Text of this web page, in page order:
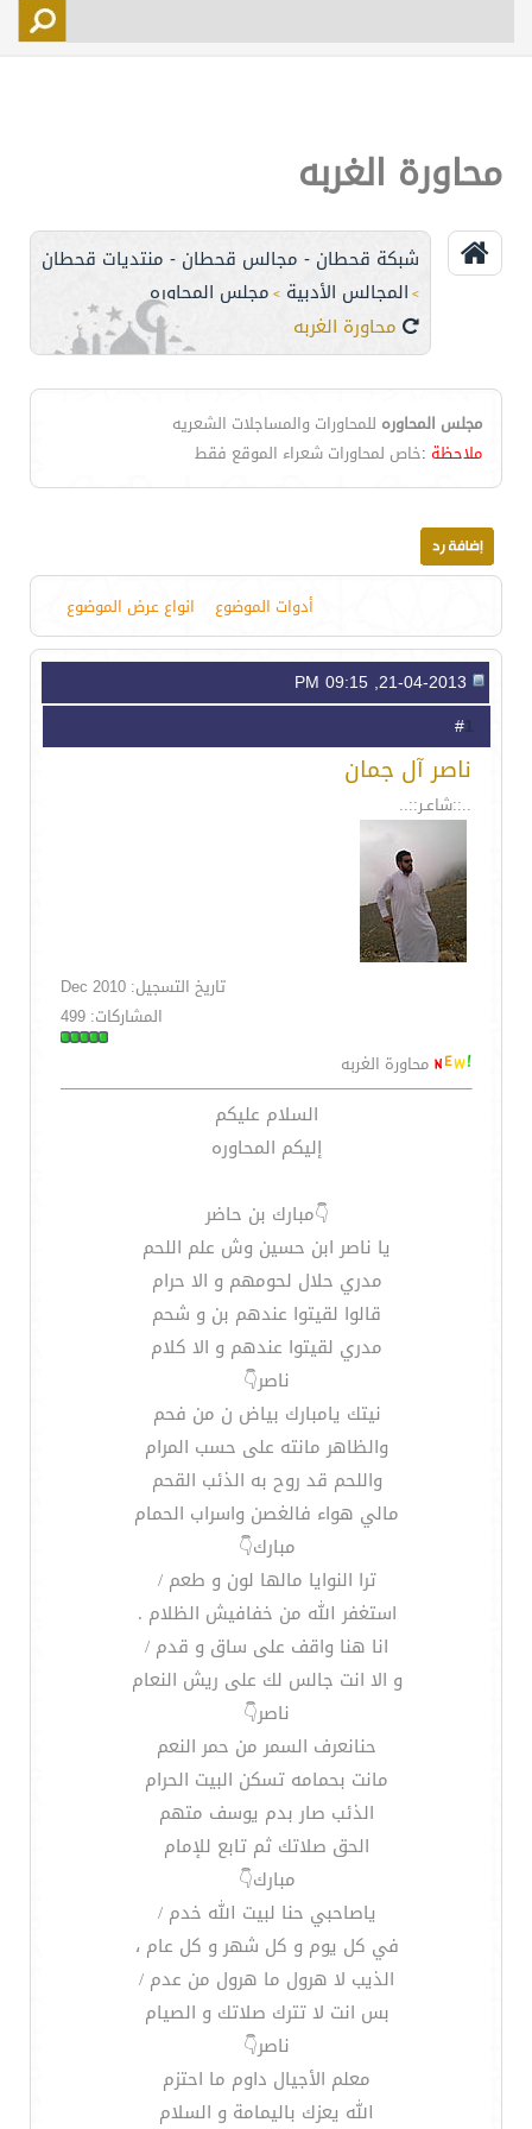
اتصل بنا
محاورة الغربه
شبكة قحطان - مجالس قحطان - منتديات قحطان
> المجالس الأدبية > مجلس المحاوره
محاورة الغربه
مجلس المحاوره للمحاورات والمساجلات الشعريه
ملاحظة :خاص لمحاورات شعراء الموقع فقط
أدوات الموضوع انواع عرض الموضوع
1
ناصر آل جمان
..::شاعـر::..
تاريخ التسجيل: Dec 2010
المشاركات: 499
محاورة الغربه
السلام عليكم
إليكم المحاوره
👇مبارك بن حاضر
يا ناصر ابن حسين وش علم اللحم
مدري حلال لحومهم و الا حرام
قالوا لقيتوا عندهم بن و شحم
مدري لقيتوا عندهم و الا كلام
ناصر👇
نيتك يامبارك بياض ن من فحم
والظاهر مانته على حسب المرام
واللحم قد روح به الذئب القحم
مالي هواء فالغصن واسراب الحمام
مبارك👇
ترا النوايا مالها لون و طعم /
استغفر الله من خفافيش الظلام .
انا هنا واقف على ساق و قدم /
و الا انت جالس لك على ريش النعام
ناصر👇
حنانعرف السمر من حمر النعم
مانت بحمامه تسكن البيت الحرام
الذئب صار بدم يوسف متهم
الحق صلاتك ثم تابع للإمام
مبارك👇
ياصاحبي حنا لبيت الله خدم /
في كل يوم و كل شهر و كل عام ،
الذيب لا هرول ما هرول من عدم /
بس انت لا تترك صلاتك و الصيام
ناصر👇
معلم الأجيال داوم ما احتزم
الله يعزك باليمامة و السلام